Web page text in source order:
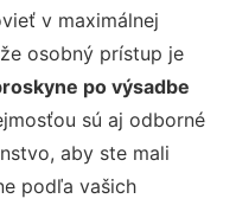
v maximálnej
osobný prístup je
po výsadbe
sú aj odborné
aby ste mali
podľa vašich